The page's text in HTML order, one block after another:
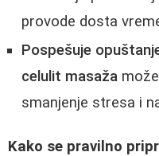
provode dosta
Pospešuje
celulit masaža
smanjenje stresa i
Kako se pravilno